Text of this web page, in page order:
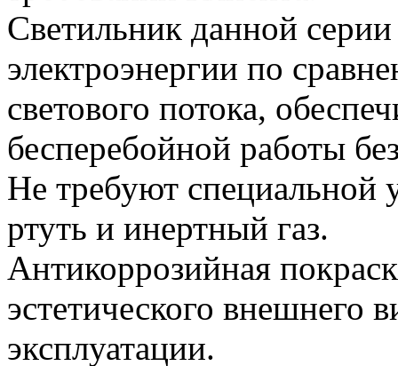
Светильник данной
электроэнергии по
светового потока,
бесперебойной работы
Не требуют специальной
ртуть и инертный газ.
Антикоррозийная
эстетического внешнего
эксплуатации.